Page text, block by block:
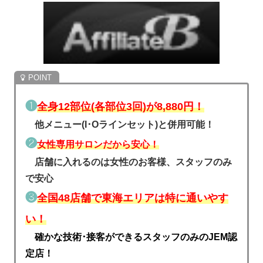
❶全身12部位(各部位3回)が8,880円！
他メニュー(I･Oラインセット)と併用可能！
❷女性専用サロンだから安心！
店舗に入れるのは女性のお客様、スタッフのみ
で安心
❸全国48店舗で東海エリアは特に通いやす
い！
確かな技術･接客ができるスタッフのみのJEM認
定店！